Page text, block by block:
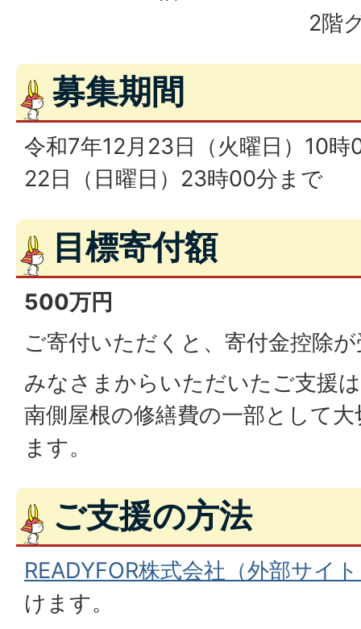
2階
募集期間
令和7年12月23日（火曜日）10
22日（日曜日）23時00分まで
目標寄付額
500万円
ご寄付いただくと、寄付金控除
みなさまからいただいたご支援
南側屋根の修繕費の一部として
ます。
ご支援の方法
READYFOR株式会社（外部サイ
けます。